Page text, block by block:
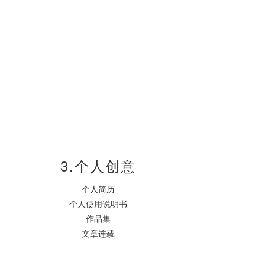
3.个人创意
个人简历
个人使用说明书
作品集
文章连载